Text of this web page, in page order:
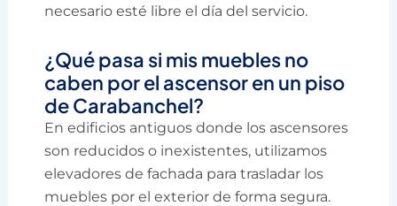
necesario esté libre el día del servicio.
¿Qué pasa si mis muebles no
caben por el ascensor en un piso
de Carabanchel?
En edificios antiguos donde los ascensores
son reducidos o inexistentes, utilizamos
elevadores de fachada para trasladar los
muebles por el exterior de forma segura.